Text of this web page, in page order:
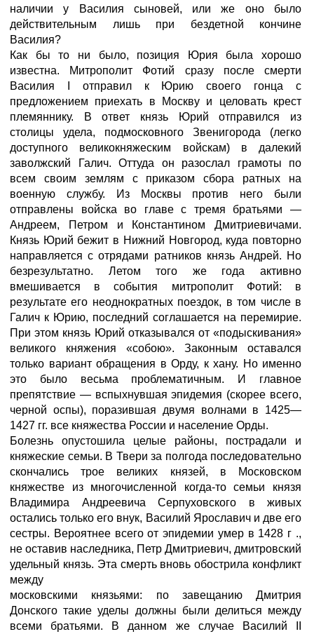
наличии у Василия сыновей, или же оно было
действительным лишь при бездетной кончине
Василия?
Как бы то ни было, позиция Юрия была хорошо
известна. Митрополит Фотий сразу после смерти
Василия I отправил к Юрию своего гонца с
предложением приехать в Москву и целовать крест
племяннику. В ответ князь Юрий отправился из
столицы удела, подмосковного Звенигорода (легко
доступного великокняжеским войскам) в далекий
заволжский Галич. Оттуда он разослал грамоты по
всем своим землям с приказом сбора ратных на
военную службу. Из Москвы против него были
отправлены войска во главе с тремя братьями —
Андреем, Петром и Константином Дмитриевичами.
Князь Юрий бежит в Нижний Новгород, куда повторно
направляется с отрядами ратников князь Андрей. Но
безрезультатно. Летом того же года активно
вмешивается в события митрополит Фотий: в
результате его неоднократных поездок, в том числе в
Галич к Юрию, последний соглашается на перемирие.
При этом князь Юрий отказывался от «подыскивания»
великого княжения «собою». Законным оставался
только вариант обращения в Орду, к хану. Но именно
это было весьма проблематичным. И главное
препятствие — вспыхнувшая эпидемия (скорее всего,
черной оспы), поразившая двумя волнами в 1425—
1427 гг. все княжества России и население Орды.
Болезнь опустошила целые районы, пострадали и
княжеские семьи. В Твери за полгода последовательно
скончались трое великих князей, в Московском
княжестве из многочисленной когда-то семьи князя
Владимира Андреевича Серпуховского в живых
остались только его внук, Василий Ярославич и две его
сестры. Вероятнее всего от эпидемии умер в 1428 г .,
не оставив наследника, Петр Дмитриевич, дмитровский
удельный князь. Эта смерть вновь обострила конфликт
между
московскими князьями: по завещанию Дмитрия
Донского такие уделы должны были делиться между
всеми братьями. В данном же случае Василий II